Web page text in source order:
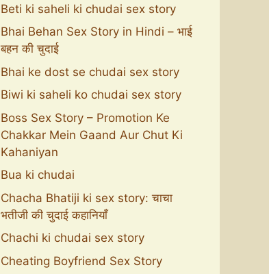
Beti ki saheli ki chudai sex story
Bhai Behan Sex Story in Hindi – भाई
बहन की चुदाई
Bhai ke dost se chudai sex story
Biwi ki saheli ko chudai sex story
Boss Sex Story – Promotion Ke
Chakkar Mein Gaand Aur Chut Ki
Kahaniyan
Bua ki chudai
Chacha Bhatiji ki sex story: चाचा
भतीजी की चुदाई कहानियाँ
Chachi ki chudai sex story
Cheating Boyfriend Sex Story